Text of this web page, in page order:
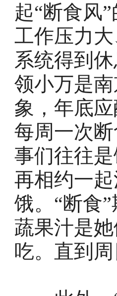
起“断食风
工作压力
系统得到
领小万是
象，年底
每周一次
事们往往
再相约一
饿。“断食
蔬果汁是
吃。直到